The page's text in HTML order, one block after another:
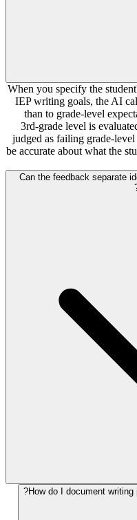
When you specify the
IEP writing goals, the AI
than to grade-level
3rd-grade level is
judged as failing grade-
be accurate about what the
Can the feedback separate
How do I document writing